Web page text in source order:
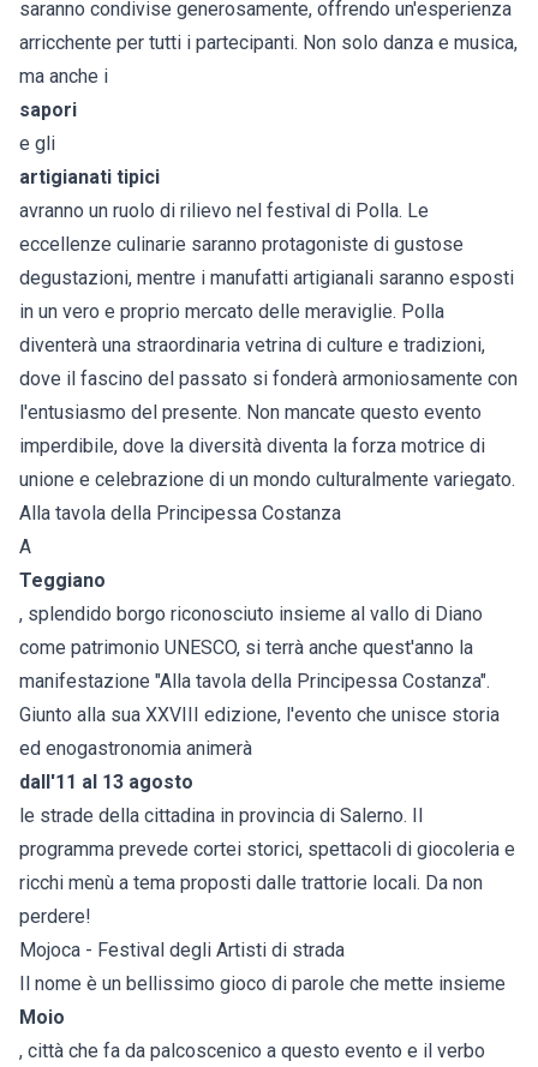
saranno condivise generosamente, offrendo un'esperienza
arricchente per tutti i partecipanti. Non solo danza e musica,
ma anche i
sapori
e gli
artigianati tipici
avranno un ruolo di rilievo nel festival di Polla. Le
eccellenze culinarie saranno protagoniste di gustose
degustazioni, mentre i manufatti artigianali saranno esposti
in un vero e proprio mercato delle meraviglie. Polla
diventerà una straordinaria vetrina di culture e tradizioni,
dove il fascino del passato si fonderà armoniosamente con
l'entusiasmo del presente. Non mancate questo evento
imperdibile, dove la diversità diventa la forza motrice di
unione e celebrazione di un mondo culturalmente variegato.
Alla tavola della Principessa Costanza
A
Teggiano
, splendido borgo riconosciuto insieme al vallo di Diano
come patrimonio UNESCO, si terrà anche quest'anno la
manifestazione "Alla tavola della Principessa Costanza".
Giunto alla sua XXVIII edizione, l'evento che unisce storia
ed enogastronomia animerà
dall'11 al 13 agosto
le strade della cittadina in provincia di Salerno. Il
programma prevede cortei storici, spettacoli di giocoleria e
ricchi menù a tema proposti dalle trattorie locali. Da non
perdere!
Mojoca - Festival degli Artisti di strada
Il nome è un bellissimo gioco di parole che mette insieme
Moio
, città che fa da palcoscenico a questo evento e il verbo